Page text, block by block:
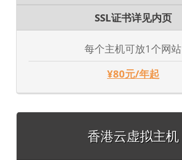
SSL证书详见内页
每个主机可放1个网站
¥80元/年起
香港云虚拟主机